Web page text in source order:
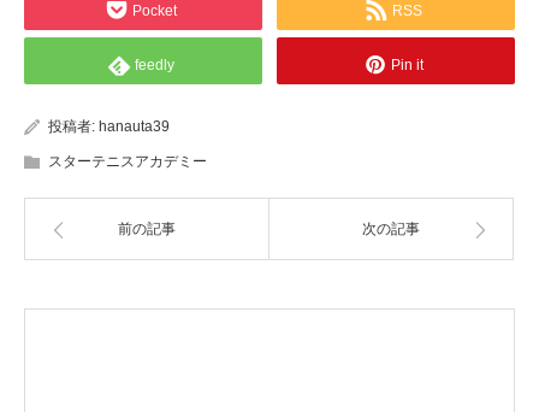
Pocket RSS
feedly Pin it
投稿者: hanauta39
スターテニスアカデミー
前の記事 次の記事